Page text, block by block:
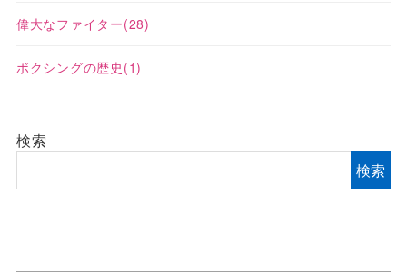
偉大なファイター(28)
ボクシングの歴史 (1)
検索
検索